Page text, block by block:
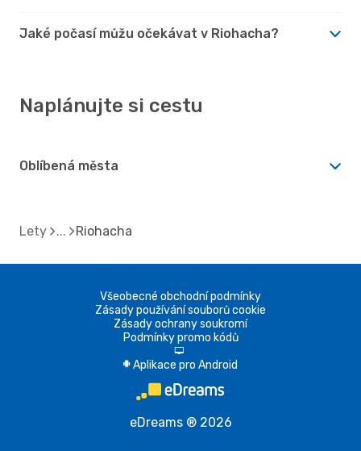
Jaké počasí můžu očekávat v Riohacha?
Naplánujte si cestu
Oblíbená města
Lety Riohacha
Všeobecné obchodní podmínky
Zásady používání souborů cookie
Zásady ochrany soukromí
Podmínky promo kódů
d
A Aplikace pro Android
eDreams ® 2026